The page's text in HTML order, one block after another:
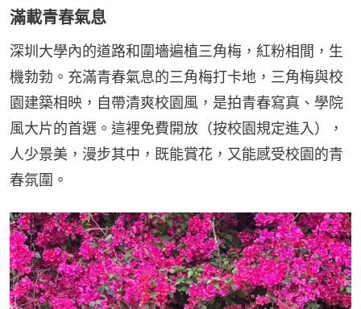
滿載青春氣息
深圳大學內的道路和圍墻遍植三角梅，紅粉相間，生
機勃勃。充滿青春氣息的三角梅打卡地，三角梅與校
園建築相映，自帶清爽校園風，是拍青春寫真、學院
風大片的首選。這裡免費開放（按校園規定進入），
人少景美，漫步其中，既能賞花，又能感受校園的青
春氛圍。